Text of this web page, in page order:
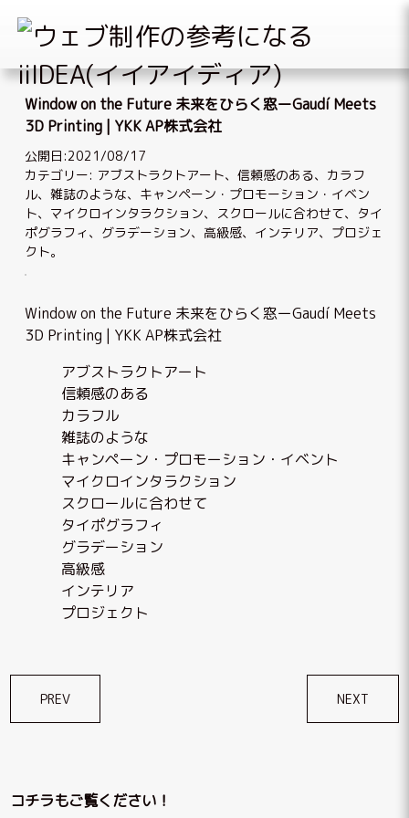
Skip
content
Window on the Future 未来をひらく窓ーGaudí Meets
3D Printing | YKK AP株式会社
公開日:2021/08/17
カテゴリー: アブストラクトアート、信頼感のある、 カラフ
ル、雑誌のような、 キャンペーン・プロモーション・イベン
ト、 マイクロインタラクション、 スクロールに合わせて、 タイ
ポグラフィ、 グラデーション、 高級感、 インテリア、 プロジェ
クト。
Window on the Future 未来をひらく窓ーGaudí Meets
3D Printing | YKK AP株式会社
アブストラクトアート
信頼感のある
カラフル
雑誌のような
キャンペーン・プロモーション・イベント
マイクロインタラクション
スクロールに合わせて
タイポグラフィ
グラデーション
高級感
インテリア
プロジェクト
稿
PREV NEXT
コチラもご覧ください！